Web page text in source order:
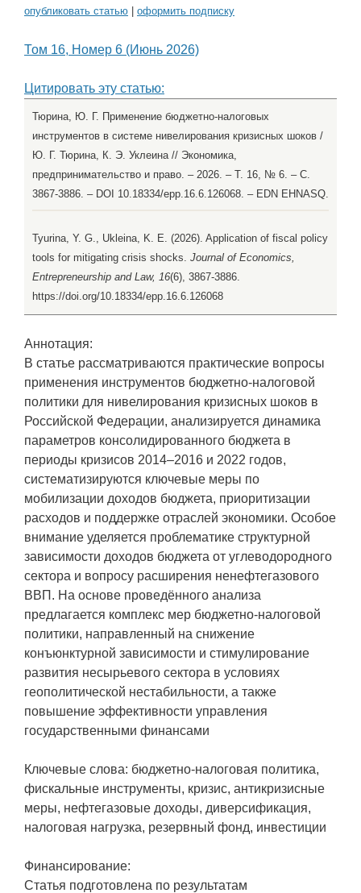
опубликовать статью оформить подписку
Том 16, Номер 6 (Июнь 2026)
Цитировать эту статью:
Тюрина, Ю. Г. Применение бюджетно-налоговых
инструментов в системе нивелирования кризисных шоков /
Ю. Г. Тюрина, К. Э. Уклеина // Экономика,
предпринимательство и право. – 2026. – Т. 16, № 6. – С.
3867-3886. – DOI 10.18334/epp.16.6.126068. – EDN EHNASQ.
Tyurina, Y. G., Ukleina, K. E. (2026). Application of fiscal policy
tools for mitigating crisis shocks. Journal of Economics,
Entrepreneurship and Law, 16(6), 3867-3886.
https://doi.org/10.18334/epp.16.6.126068
Аннотация:
В статье рассматриваются практические вопросы
применения инструментов бюджетно-налоговой
политики для нивелирования кризисных шоков в
Российской Федерации, анализируется динамика
параметров консолидированного бюджета в
периоды кризисов 2014–2016 и 2022 годов,
систематизируются ключевые меры по
мобилизации доходов бюджета, приоритизации
расходов и поддержке отраслей экономики. Особое
внимание уделяется проблематике структурной
зависимости доходов бюджета от углеводородного
сектора и вопросу расширения ненефтегазового
ВВП. На основе проведённого анализа
предлагается комплекс мер бюджетно-налоговой
политики, направленный на снижение
конъюнктурной зависимости и стимулирование
развития несырьевого сектора в условиях
геополитической нестабильности, а также
повышение эффективности управления
государственными финансами
Ключевые слова: бюджетно-налоговая политика,
фискальные инструменты, кризис, антикризисные
меры, нефтегазовые доходы, диверсификация,
налоговая нагрузка, резервный фонд, инвестиции
Финансирование:
Статья подготовлена по результатам